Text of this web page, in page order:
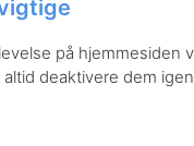
på hjemmesiden
deaktivere dem